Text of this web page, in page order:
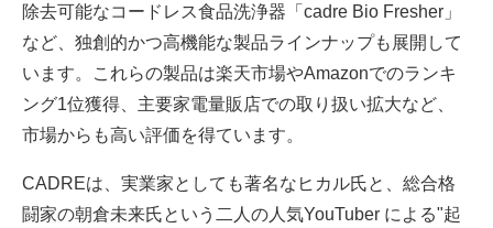
除去可能なコードレス食品洗浄器「cadre Bio Fresher」
など、独創的かつ高機能な製品ラインナップも展開して
います。これらの製品は楽天市場やAmazonでのランキ
ング1位獲得、主要家電量販店での取り扱い拡大など、
市場からも高い評価を得ています。
CADREは、実業家としても著名なヒカル氏と、総合格
闘家の朝倉未来氏という二人の人気YouTuber による"起